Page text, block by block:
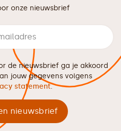
onze nieuwsbrief
de nieuwsbrief ga je akkoord
jouw gegevens volgens
statement.